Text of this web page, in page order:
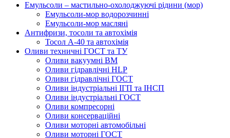
Емульсоли – мастильно-охолоджуючі рідини (мор)
Емульсоли-мор водорозчинні
Емульсоли-мор масляні
Антифризи, тосоли та автохімія
Тосол А-40 та автохімія
Оливи техничні ГОСТ та ТУ
Оливи вакуумні ВМ
Оливи гідравлічні HLP
Оливи гідравлічні ГОСТ
Оливи індустріальні ІГП та ІНСП
Оливи індустріальні ГОСТ
Оливи компресорні
Оливи консерваційні
Оливи моторні автомобільні
Оливи моторні ГОСТ